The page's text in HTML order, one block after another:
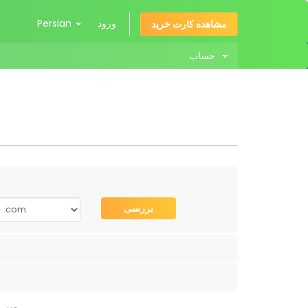
Persian ورود مشاهده کارت خرید
بررسی